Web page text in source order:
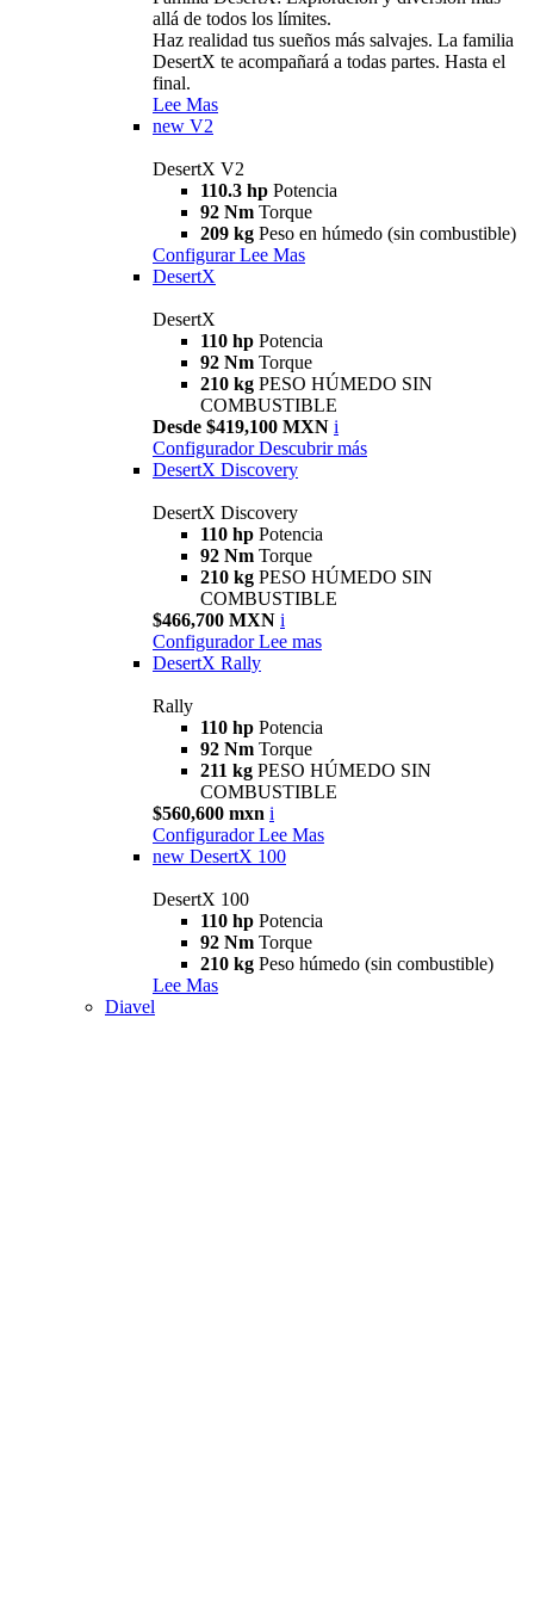
allá de todos los límites.
Haz realidad tus sueños más salvajes. La familia
DesertX te acompañará a todas partes. Hasta el
final.
Lee Mas
new V2
DesertX V2
110.3 hp Potencia
92 Nm Torque
209 kg Peso en húmedo (sin combustible)
Configurar Lee Mas
DesertX
DesertX
110 hp Potencia
92 Nm Torque
210 kg PESO HÚMEDO SIN
COMBUSTIBLE
Desde $419,100 MXN i
Configurador Descubrir más
DesertX Discovery
DesertX Discovery
110 hp Potencia
92 Nm Torque
210 kg PESO HÚMEDO SIN
COMBUSTIBLE
$466,700 MXN i
Configurador Lee mas
DesertX Rally
Rally
110 hp Potencia
92 Nm Torque
211 kg PESO HÚMEDO SIN
COMBUSTIBLE
$560,600 mxn i
Configurador Lee Mas
new DesertX 100
DesertX 100
110 hp Potencia
92 Nm Torque
210 kg Peso húmedo (sin combustible)
Lee Mas
Diavel